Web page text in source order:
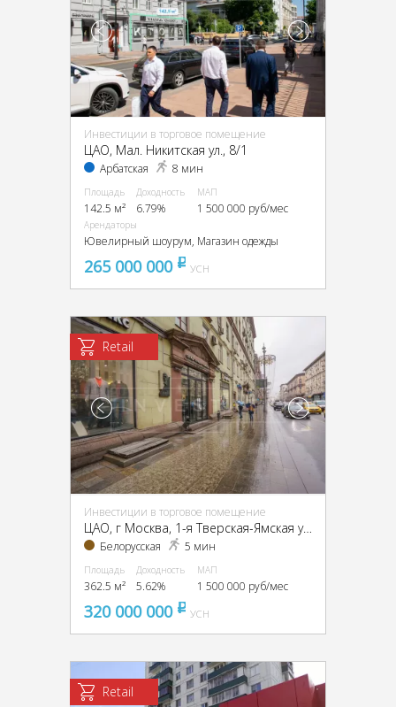
Инвестиции в торговое помещение
ЦАО, Мал. Никитская ул., 8/1
Арбатская 8 мин
Площадь
142.5 м²
Доходность
6.79%
МАП
1 500 000 руб/мес
Арендаторы
Ювелирный шоурум, Магазин одежды
265 000 000 pуб
УСН
Retail
Инвестиции в торговое помещение
ЦАО, г Москва, 1-я Тверская-Ямская ул., 13, стр. 1
Белорусская 5 мин
Площадь
362.5 м²
Доходность
5.62%
МАП
1 500 000 руб/мес
320 000 000 pуб
УСН
Retail